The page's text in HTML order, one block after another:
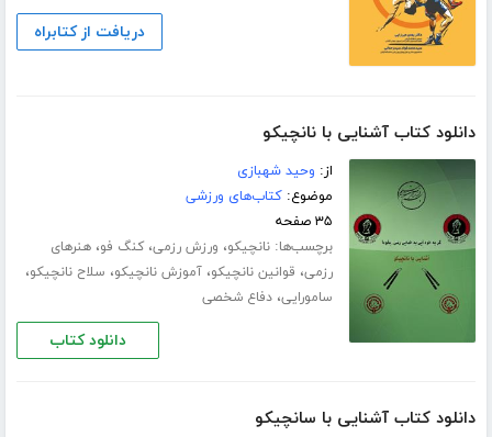
دریافت از کتابراه
دانلود کتاب آشنایی با نانچیکو
از: وحید شهبازی
موضوع:کتاب‌های ورزشی
۳۵ صفحه
برچسب‌ها:نانچیکو، ورزش رزمی،کنگ فو،هنرهای
رزمی، قوانین نانچیکو،آموزش نانچیکو، سلاح نانچیکو،
سامورایی،دفاع شخصی
دانلود کتاب
دانلود کتاب آشنایی با سانچیکو